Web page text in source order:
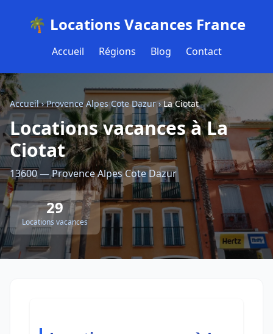
🌴 Locations Vacances France
Accueil Régions Blog Contact
Accueil›Provence Alpes Cote Dazur›La Ciotat
Locations vacances à La
Ciotat
13600 — Provence Alpes Cote Dazur
29
Locations vacances